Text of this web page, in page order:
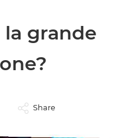
grande
Share